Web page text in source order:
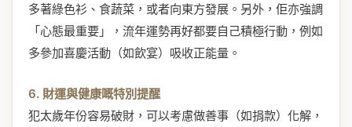
多著綠色衫、食蔬菜，或者向東方發展。另外，佢亦強調
「心態最重要」，流年運勢再好都要自己積極行動，例如
多參加喜慶活動（如飲宴）吸收正能量。
6. 財運與健康嘅特別提醒
犯太歲年份容易破財，可以考慮做善事（如捐款）化解，